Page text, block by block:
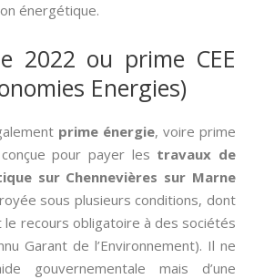
énergétique.
2022 ou prime CEE
Energies)
prime énergie, voire prime
pour payer les travaux de
sur Chennevières sur Marne
sous plusieurs conditions, dont
recours obligatoire à des sociétés
Garant de l’Environnement). Il ne
gouvernementale mais d’une